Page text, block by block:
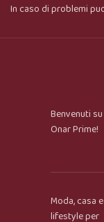
In caso di problemi
Benvenuti su
Onar Prime!
Moda, casa e
lifestyle per